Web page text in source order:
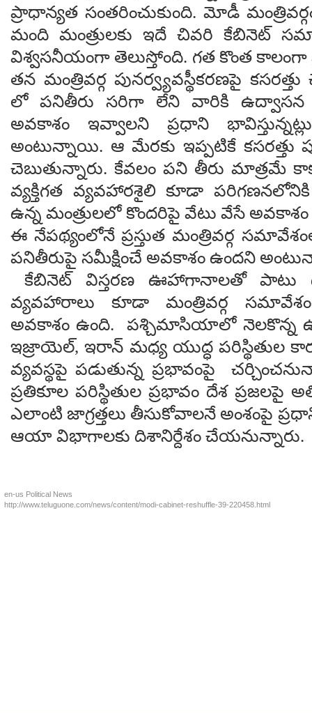
ప్రాధాన్యత సంతరించుకుంది. మోడీ
మంది మంత్రులకు ఇదే చివరి కేబినెట్
విశ్వసనీయంగా తెలుస్తోంది. గత కొంత కాలంగా
తన మంత్రివర్గ పునర్వ్యవస్థీకరణపై
లో పనితీరు సరిగా లేని వారికి ఉద్వాసన
అవకాశం ఇవ్వాలని ప్రధాని
అంటున్నాయి. ఆ మేరకు ఇప్పటికే కసరత్తు
చెబుతున్నారు. కేవలం పని తీరు మాత్రమే
వ్యక్తిగత వ్యవహారశైలి కూడా పరిగణనలోనికి
ఉన్న మంత్రులలో కొందరిపై వేటు వేసే
ఈ నేపథ్యంలోనే ప్రస్తుత మంత్రివర్గ
పనితీరుపై సమీక్షించే అవకాశం ఉందని
కేబినెట్ విస్తరణ ఊహాగానాలతో పాటు
వ్యవహారాలు కూడా మంత్రివర్గ
అవకాశం ఉంది. పశ్చిమాసియాలో నెలకొన్న
ఇజ్రాయెల్, ఇరాన్ మధ్య యుద్ధ పరిస్థితుల
వ్యవస్థపై పడుతున్న ప్రభావంపై
ప్రతికూల పరిస్థితుల ప్రభావం దేశ ప్రజలపై
ఎలాంటి జాగ్రత్తలు తీసుకోవాలనే అంశంపై
ఆయా విభాగాలకు దిశానిర్దేశం చేయనున్నారు.
en-us Political News
http://www.teluguone.com/news/content/modi-cabinet-reshuffle-39-220458.html